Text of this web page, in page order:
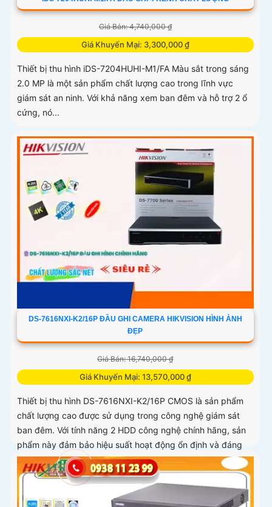
Giá Bán: 4,740,000 ₫
Giá Khuyến Mại: 3,300,000 ₫
Thiết bị thu hình iDS-7204HUHI-M1/FA Màu sắt trong sáng
2.0 MP là một sản phẩm chất lượng cao trong lĩnh vực
giám sát an ninh. Với khả năng xem ban đêm và hỗ trợ 2 ổ
cứng, nó...
DS-7616NXI-K2/16P ĐẦU GHI CAMERA HIKVISION HÌNH ẢNH
ĐẸP
Giá Bán: 16,740,000 ₫
Giá Khuyến Mại: 13,570,000 ₫
Thiết bị thu hình DS-7616NXI-K2/16P CMOS là sản phẩm
chất lượng cao được sử dụng trong công nghệ giám sát
ban đêm. Với tính năng 2 HDD công nghệ chính hãng, sản
phẩm này đảm bảo hiệu suất hoạt động ổn định và đáng
tin cậy